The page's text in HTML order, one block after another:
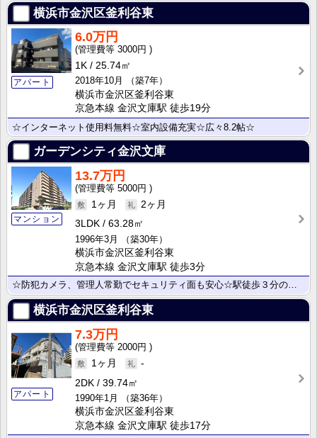
横浜市金沢区釜利谷東
アパート
6.0万円
3000円
1K
25.74㎡
2018年10月
（築7年）
横浜市金沢区釜利谷東
京急本線 金沢文庫駅 徒歩19分
☆インターネット使用料無料☆室内設備充実☆広々8.2帖☆
ガーデンシティ金沢文庫
マンション
13.7万円
5000円
1ヶ月
2ヶ月
3LDK
63.28㎡
1996年3月
（築30年）
横浜市金沢区釜利谷東
京急本線 金沢文庫駅 徒歩3分
☆防犯カメラ、管理人常勤でセキュリティ面も安心☆駅徒歩３分の好立地☆
横浜市金沢区釜利谷東
アパート
7.3万円
2000円
1ヶ月
-
2DK
39.74㎡
1990年1月
（築36年）
横浜市金沢区釜利谷東
京急本線 金沢文庫駅 徒歩17分